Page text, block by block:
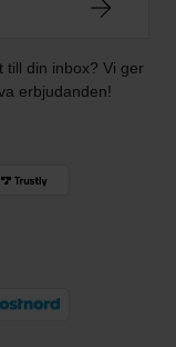
till din inbox? Vi ger
erbjudanden!